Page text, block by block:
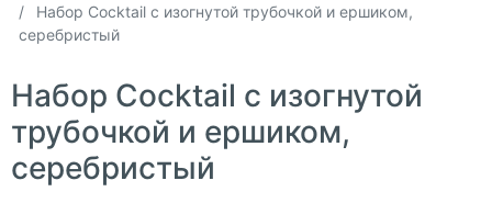
Набор Cocktail с изогнутой трубочкой и ершиком,
серебристый
Набор Cocktail с изогнутой
трубочкой и ершиком,
серебристый